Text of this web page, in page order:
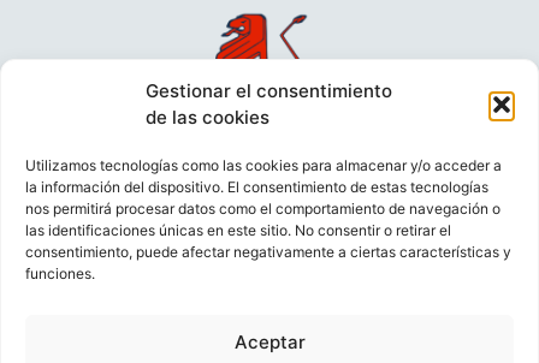
Gestionar el consentimiento
de las cookies
Utilizamos tecnologías como las cookies para almacenar y/o acceder a
la información del dispositivo. El consentimiento de estas tecnologías
nos permitirá procesar datos como el comportamiento de navegación o
las identificaciones únicas en este sitio. No consentir o retirar el
consentimiento, puede afectar negativamente a ciertas características y
funciones.
Aceptar